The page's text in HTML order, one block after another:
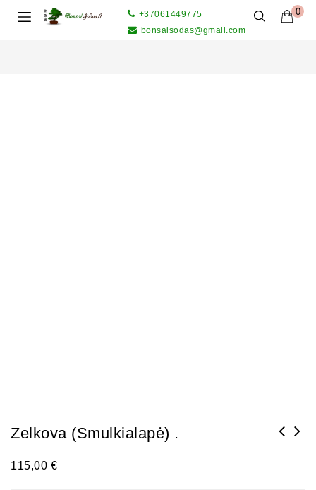
0
+37061449775
bonsaisodas@gmail.com
Zelkova (smulkialapė) .
115,00€